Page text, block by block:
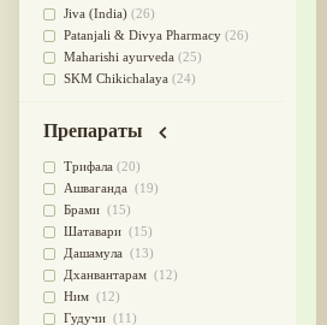
Для Питта доши
Для сердца(32)
Для сосудов головного мозга
(32)
Для лица(31)
Употребление в пищу
Ароматерапия(29)
Жаропонижающее
для памяти (28)
для почек(28)
Обезболивающие (28)
Слабительное
Афродизиак(27)
Jiva (India) (26)
Patanjali & Divya Pharmacy (26)
Maharishi ayurveda (25)
SKM Chikichalaya (24)
CONCENTRATES LTD (India)
CHARAK PHARMA
Satya Sai(20)
Vyas(20)
Bipha(19)
Kerala Ayurveda
Organic India pvt ltd
Lalita (16)
Ashtang Herbals
Препараты
Трифала (20)
Ашваганда (19)
Брами (15)
Шатавари (15)
Дашамула (13)
Дханвантарам (12)
Ним (12)
Гудучи (11)